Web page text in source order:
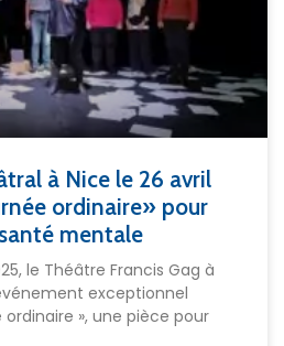
à Nice le 26 avril
ordinaire» pour
mentale
le Théâtre Francis Gag à
exceptionnel
», une pièce pour